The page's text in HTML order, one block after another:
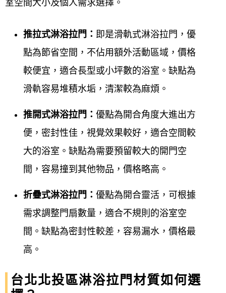
室空間大小及個人需求選擇。
推拉式淋浴拉門： 即是滑軌式淋浴拉門，優
點為節省空間，不佔用額外活動區域，價格
較便宜，適合長型或小坪數的浴室。缺點為
滑軌容易堆積水垢，清潔較為麻煩。
推開式淋浴拉門： 優點為開合角度大進出方
便，密封性佳，視覺效果較好，適合空間較
大的浴室。缺點為需要預留較大的開門空
間，容易撞到其他物品，價格略高。
折疊式淋浴拉門： 優點為開合靈活，可根據
需求調整門扇數量，適合不規則的浴室空
間。缺點為密封性較差，容易漏水，價格最
高。
台北北投區淋浴拉門材質如何選